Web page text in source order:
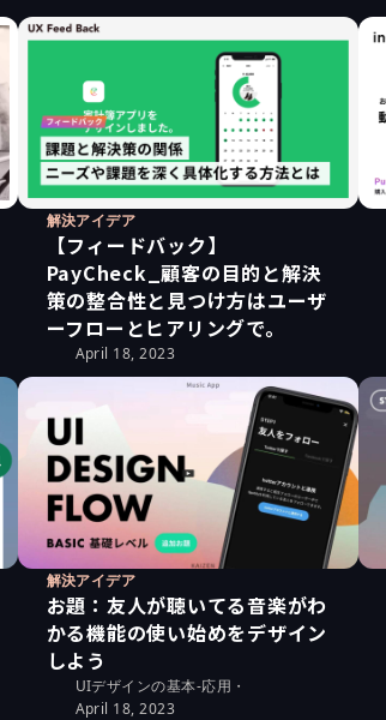
解決アイデア
【フィードバック】
PayCheck_顧客の目的と解決
策の整合性と見つけ方はユーザ
ーフローとヒアリングで。
April 18, 2023
解決アイデア
お題：友人が聴いてる音楽がわ
かる機能の使い始めをデザイン
しよう
UIデザインの基本-応用 ・
April 18, 2023